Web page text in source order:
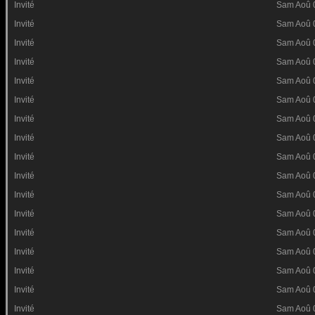
Invité
Sam Aoû
Invité
Sam Aoû
Invité
Sam Aoû
Invité
Sam Aoû
Invité
Sam Aoû
Invité
Sam Aoû
Invité
Sam Aoû
Invité
Sam Aoû
Invité
Sam Aoû
Invité
Sam Aoû
Invité
Sam Aoû
Invité
Sam Aoû
Invité
Sam Aoû
Invité
Sam Aoû
Invité
Sam Aoû
Invité
Sam Aoû
Invité
Sam Aoû